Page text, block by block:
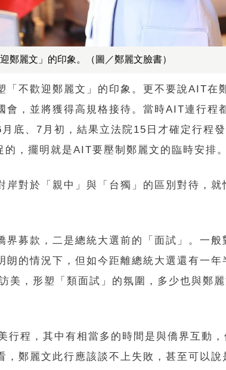
鄭麗文」的印象。（圖／鄭麗文臉書）
不歡迎鄭麗文」的印象。更不要說AIT在
，並將獲得高規格接待。當時AIT連行程
底、7月初，結果立法院15日才確定行程
，擺明就是AIT要壓制鄭麗文的臨時安排。
對於「親中」與「台獨」的區別對待，就
募款，二是總統大選前的「面試」。一般
朗的情況下，但如今距離總統大選還有一年
美，形塑「類面試」的氛圍，多少也與鄭
程，其中有相當多的時間是與僑界互動
鄭麗文此行應該談不上失敗，甚至可以說